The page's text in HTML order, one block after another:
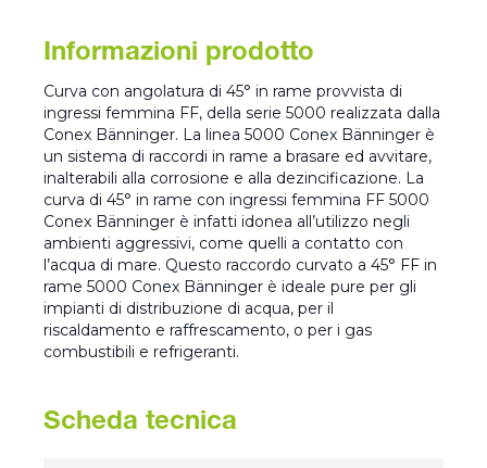
Informazioni prodotto
Curva con angolatura di 45° in rame provvista di
ingressi femmina FF, della serie 5000 realizzata dalla
Conex Bänninger. La linea 5000 Conex Bänninger è
un sistema di raccordi in rame a brasare ed avvitare,
inalterabili alla corrosione e alla dezincificazione. La
curva di 45° in rame con ingressi femmina FF 5000
Conex Bänninger è infatti idonea all’utilizzo negli
ambienti aggressivi, come quelli a contatto con
l’acqua di mare. Questo raccordo curvato a 45° FF in
rame 5000 Conex Bänninger è ideale pure per gli
impianti di distribuzione di acqua, per il
riscaldamento e raffrescamento, o per i gas
combustibili e refrigeranti.
Scheda tecnica